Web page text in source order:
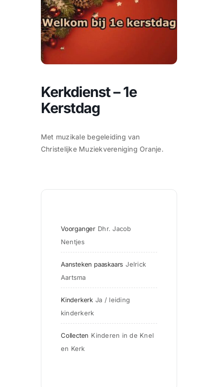
Kerkdienst – 1e
Kerstdag
Met muzikale begeleiding van
Christelijke Muziekvereniging Oranje.
Voorganger Dhr. Jacob
Nentjes
Aansteken paaskaars Jelrick
Aartsma
Kinderkerk Ja / leiding
kinderkerk
Collecten Kinderen in de Knel
en Kerk